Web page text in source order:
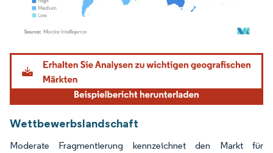
Bild © Mordor Intelligence. Wiederverwendung erfordert Namensnennung gemäß
Wettbewerbslandschaft
Moderate Fragmentierung kennzeichnet den Markt für